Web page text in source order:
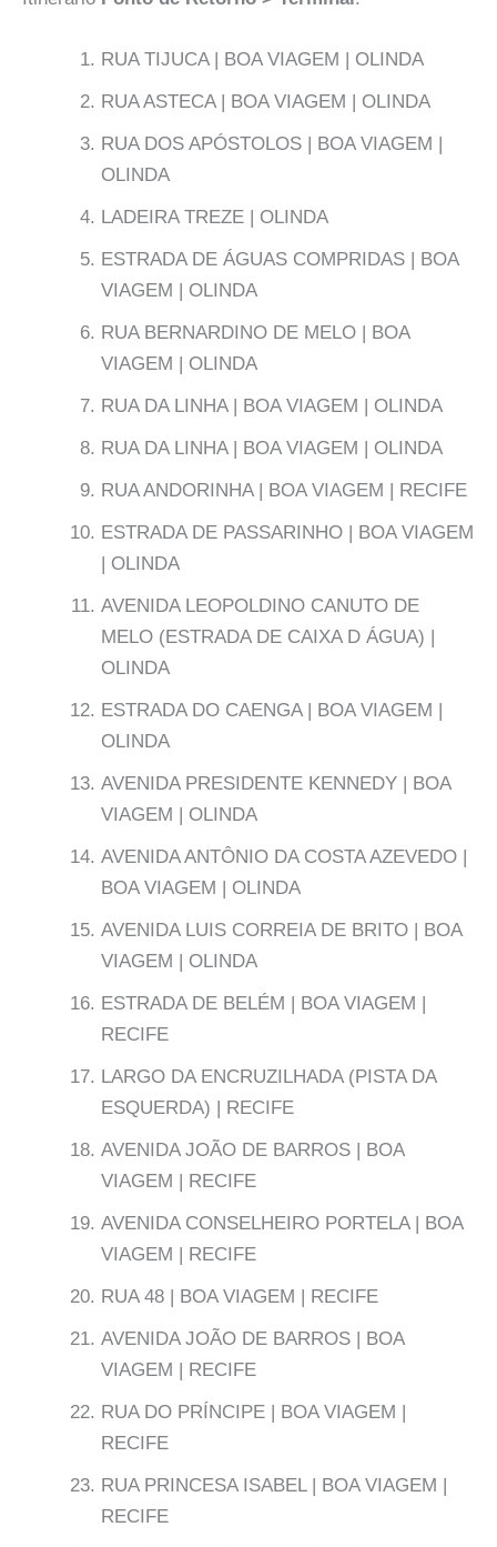
RUA TIJUCA | BOA VIAGEM | OLINDA
RUA ASTECA | BOA VIAGEM | OLINDA
RUA DOS APÓSTOLOS | BOA VIAGEM |
OLINDA
LADEIRA TREZE | OLINDA
ESTRADA DE ÁGUAS COMPRIDAS | BOA
VIAGEM | OLINDA
RUA BERNARDINO DE MELO | BOA
VIAGEM | OLINDA
RUA DA LINHA | BOA VIAGEM | OLINDA
RUA DA LINHA | BOA VIAGEM | OLINDA
RUA ANDORINHA | BOA VIAGEM | RECIFE
ESTRADA DE PASSARINHO | BOA VIAGEM
| OLINDA
AVENIDA LEOPOLDINO CANUTO DE
MELO (ESTRADA DE CAIXA D ÁGUA) |
OLINDA
ESTRADA DO CAENGA | BOA VIAGEM |
OLINDA
AVENIDA PRESIDENTE KENNEDY | BOA
VIAGEM | OLINDA
AVENIDA ANTÔNIO DA COSTA AZEVEDO |
BOA VIAGEM | OLINDA
AVENIDA LUIS CORREIA DE BRITO | BOA
VIAGEM | OLINDA
ESTRADA DE BELÉM | BOA VIAGEM |
RECIFE
LARGO DA ENCRUZILHADA (PISTA DA
ESQUERDA) | RECIFE
AVENIDA JOÃO DE BARROS | BOA
VIAGEM | RECIFE
AVENIDA CONSELHEIRO PORTELA | BOA
VIAGEM | RECIFE
RUA 48 | BOA VIAGEM | RECIFE
AVENIDA JOÃO DE BARROS | BOA
VIAGEM | RECIFE
RUA DO PRÍNCIPE | BOA VIAGEM |
RECIFE
RUA PRINCESA ISABEL | BOA VIAGEM |
RECIFE